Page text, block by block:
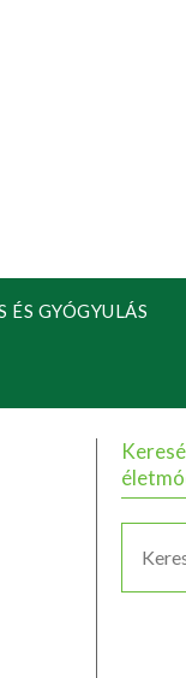
ÉS GYÓGYULÁS